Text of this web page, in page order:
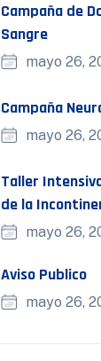
Campaña de
Sangre
mayo 26,
Campaña
mayo 26,
Taller
de la
mayo 26,
Aviso Publico
mayo 26,